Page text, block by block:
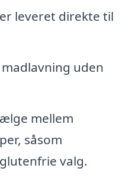
leveret direkte til
uden
mellem
såsom
valg.